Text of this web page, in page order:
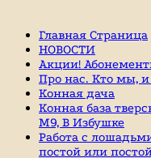
Главная Страница
НОВОСТИ
Акции!
Про нас. Кто мы,
Конная дача
Конная база
М9, В Избушке
Работа с
постой или